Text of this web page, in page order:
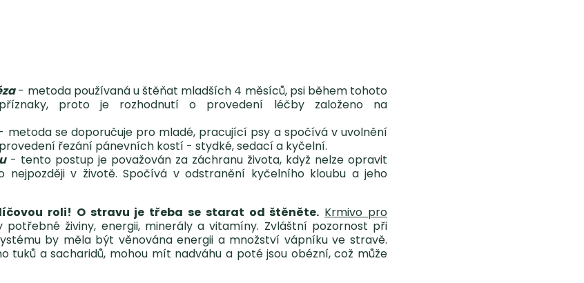
- metoda používaná u štěňat mladších 4 měsíců, psi během tohoto
proto je rozhodnutí o provedení léčby založeno na
metoda se doporučuje pro mladé, pracující psy a spočívá v uvolnění
řezání pánevních kostí - stydké, sedací a kyčelní.
- tento postup je považován za záchranu života, když nelze opravit
v životě. Spočívá v odstranění kyčelního kloubu a jeho
roli! O stravu je třeba se starat od štěněte. Krmivo pro
živiny, energii, minerály a vitamíny. Zvláštní pozornost při
by měla být věnována energii a množství vápníku ve stravě.
tuků a sacharidů, mohou mít nadváhu a poté jsou obézní, což může